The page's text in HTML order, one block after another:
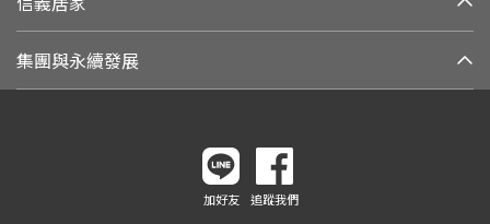
集團與永續發展
加好友 追蹤我們